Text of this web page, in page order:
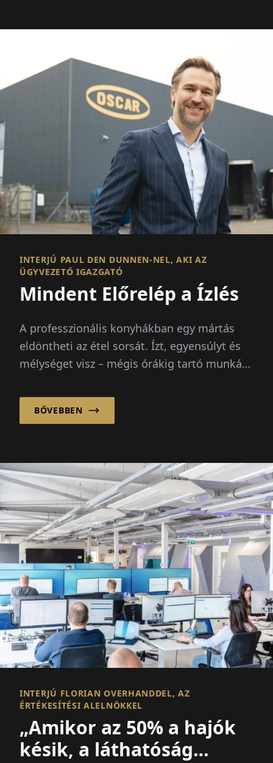
INTERJÚ PAUL DEN DUNNEN-NEL, AKI AZ
ÜGYVEZETŐ IGAZGATÓ
Mindent Előrelép a Ízlés
A professzionális konyhákban egy mártás
eldöntheti az étel sorsát. Ízt, egyensúlyt és
mélységet visz – mégis órákig tartó munkát
BŐVEBBEN
INTERJÚ FLORIAN OVERHANDDEL, AZ
ÉRTÉKESÍTÉSI ALELNÖKKEL
„Amikor az 50% a hajók
késik, a láthatóság